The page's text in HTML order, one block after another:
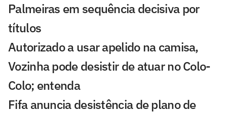
Palmeiras em sequência decisiva por
títulos
Autorizado a usar apelido na camisa,
Vozinha pode desistir de atuar no Colo-
Colo; entenda
Fifa anuncia desistência de plano de